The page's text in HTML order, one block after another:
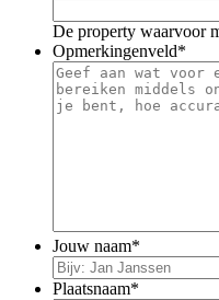
De property waarvoor
Opmerkingenveld*
Jouw naam*
Plaatsnaam*